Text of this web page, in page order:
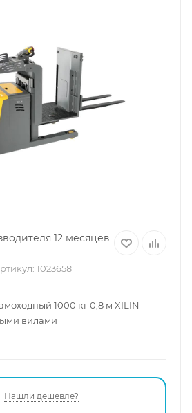
12 месяцев
1023658
1000 кг 0,8 м XILIN
вилами
Нашли дешевле?